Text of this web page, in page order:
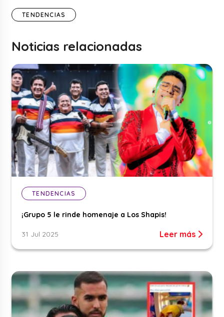
TENDENCIAS
Noticias relacionadas
TENDENCIAS
¡Grupo 5 le rinde homenaje a Los Shapis!
31 Jul 2025 Leer más